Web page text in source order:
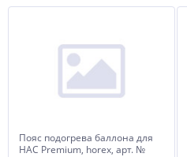
Пояс подогрева баллона для
HAC Premium, horex, арт. №